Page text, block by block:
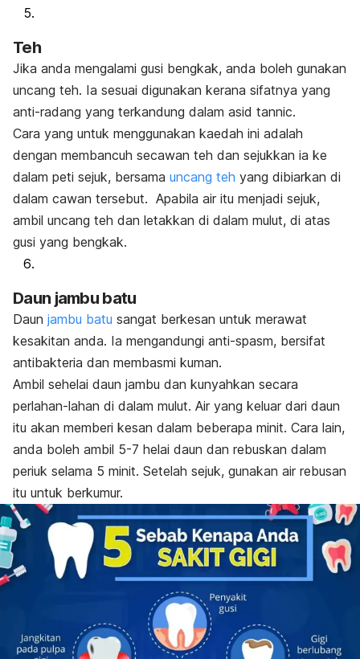
Teh
Jika anda mengalami gusi bengkak, anda boleh gunakan
uncang teh. Ia sesuai digunakan kerana sifatnya yang
anti-radang yang terkandung dalam asid tannic.
Cara yang untuk menggunakan kaedah ini adalah
dengan membancuh secawan teh dan sejukkan ia ke
dalam peti sejuk, bersama uncang teh yang dibiarkan di
dalam cawan tersebut. Apabila air itu menjadi sejuk,
ambil uncang teh dan letakkan di dalam mulut, di atas
gusi yang bengkak.
Daun jambu batu
Daun jambu batu sangat berkesan untuk merawat
kesakitan anda. Ia mengandungi anti-spasm, bersifat
antibakteria dan membasmi kuman.
Ambil sehelai daun jambu dan kunyahkan secara
perlahan-lahan di dalam mulut. Air yang keluar dari daun
itu akan memberi kesan dalam beberapa minit. Cara lain,
anda boleh ambil 5-7 helai daun dan rebuskan dalam
periuk selama 5 minit. Setelah sejuk, gunakan air rebusan
itu untuk berkumur.